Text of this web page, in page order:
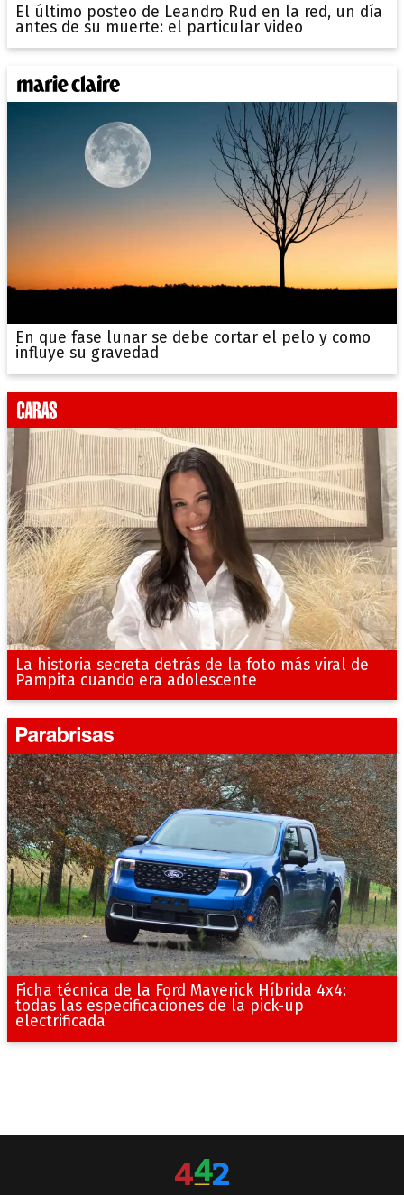
El último posteo de Leandro Rud en la red, un día
antes de su muerte: el particular video
En que fase lunar se debe cortar el pelo y como
influye su gravedad
La historia secreta detrás de la foto más viral de
Pampita cuando era adolescente
Ficha técnica de la Ford Maverick Híbrida 4x4:
todas las especificaciones de la pick-up
electrificada